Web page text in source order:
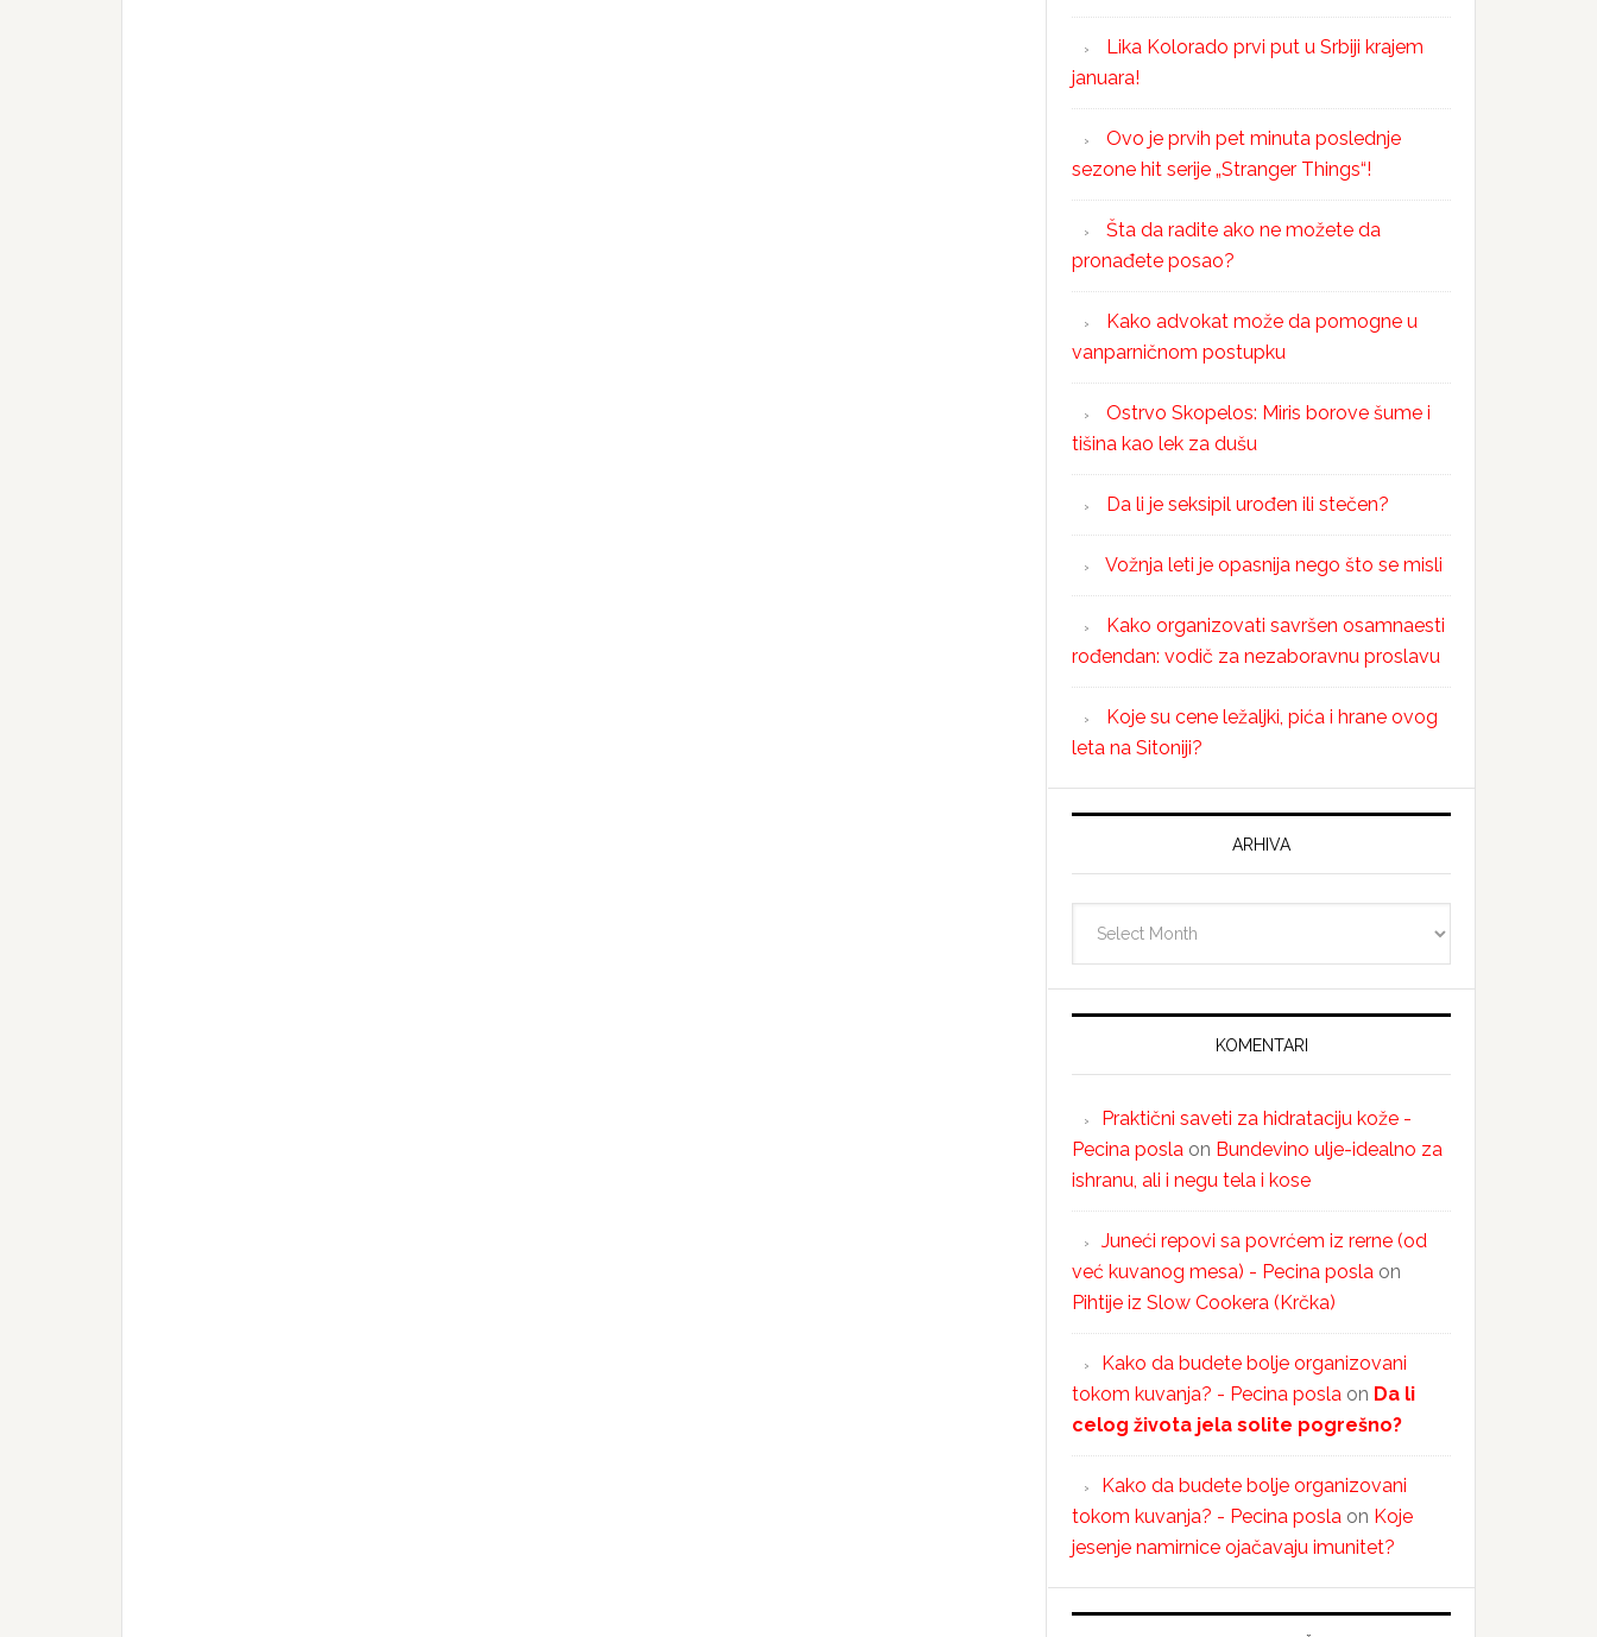
Lika Kolorado prvi put u Srbiji krajem
januara!
Ovo je prvih pet minuta poslednje
sezone hit serije „Stranger Things“!
Šta da radite ako ne možete da
pronađete posao?
Kako advokat može da pomogne u
vanparničnom postupku
Ostrvo Skopelos: Miris borove šume i
tišina kao lek za dušu
Da li je seksipil urođen ili stečen?
Vožnja leti je opasnija nego što se misli
Kako organizovati savršen osamnaesti
rođendan: vodič za nezaboravnu proslavu
Koje su cene ležaljki, pića i hrane ovog
leta na Sitoniji?
ARHIVA
KOMENTARI
Praktični saveti za hidrataciju kože -
Pecina posla on Bundevino ulje-idealno za
ishranu, ali i negu tela i kose
Juneći repovi sa povrćem iz rerne (od
već kuvanog mesa) - Pecina posla on
Pihtije iz Slow Cookera (Krčka)
Kako da budete bolje organizovani
tokom kuvanja? - Pecina posla on Da li
celog života jela solite pogrešno?
Kako da budete bolje organizovani
tokom kuvanja? - Pecina posla on Koje
jesenje namirnice ojačavaju imunitet?